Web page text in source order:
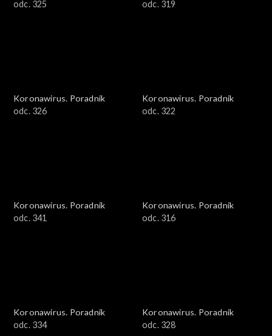
odc. 325
odc. 319
Koronawirus. Poradnik
odc. 326
Koronawirus. Poradnik
odc. 322
Koronawirus. Poradnik
odc. 341
Koronawirus. Poradnik
odc. 316
Koronawirus. Poradnik
odc. 334
Koronawirus. Poradnik
odc. 328